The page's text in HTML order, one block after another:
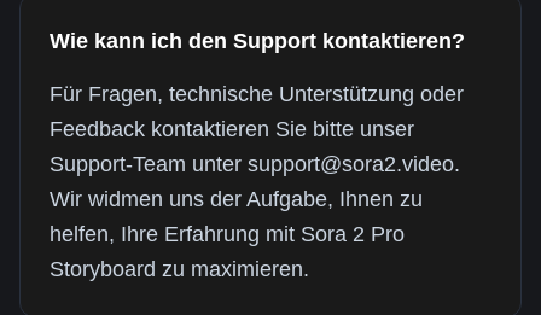
Wie kann ich den Support kontaktieren?
Für Fragen, technische Unterstützung oder
Feedback kontaktieren Sie bitte unser
Support-Team unter support@sora2.video.
Wir widmen uns der Aufgabe, Ihnen zu
helfen, Ihre Erfahrung mit Sora 2 Pro
Storyboard zu maximieren.